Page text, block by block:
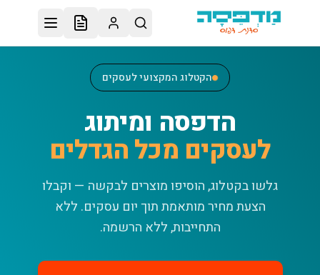
דלג לתוכן הראשי
הקטלוג המקצועי לעסקים
הדפסה ומיתוג
לעסקים מכל הגדלים
גלשו בקטלוג, הוסיפו מוצרים לבקשה — וקבלו
הצעת מחיר מותאמת תוך יום עסקים. ללא
התחייבות, ללא הרשמה.